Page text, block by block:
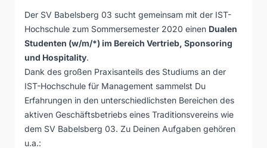
Der SV Babelsberg 03 sucht gemeinsam mit der IST-
Hochschule zum Sommersemester 2020 einen Dualen
Studenten (w/m/*) im Bereich Vertrieb, Sponsoring
und Hospitality.
Dank des großen Praxisanteils des Studiums an der
IST-Hochschule für Management sammelst Du
Erfahrungen in den unterschiedlichsten Bereichen des
aktiven Geschäftsbetriebs eines Traditionsvereins wie
dem SV Babelsberg 03. Zu Deinen Aufgaben gehören
u.a.: